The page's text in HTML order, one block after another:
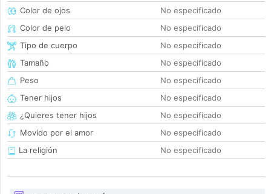
Color de ojos
No especificado
Color de pelo
No especificado
Tipo de cuerpo
No especificado
Tamaño
No especificado
Peso
No especificado
Tener hijos
No especificado
¿Quieres tener hijos
No especificado
Movido por el amor
No especificado
La religión
No especificado